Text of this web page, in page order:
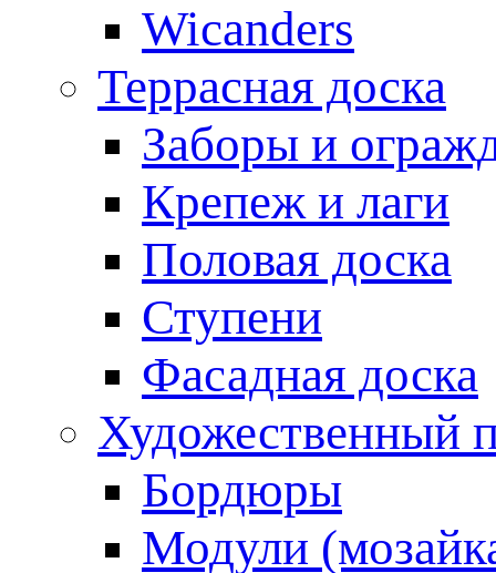
Wicanders
Террасная доска
Заборы и
Крепеж и лаги
Половая доска
Ступени
Фасадная доска
Художественный
Бордюры
Модули